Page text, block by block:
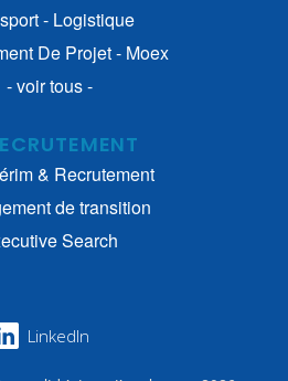
- Logistique
De Projet - Moex
- voir tous -
& Recrutement
de transition
Search
LinkedIn